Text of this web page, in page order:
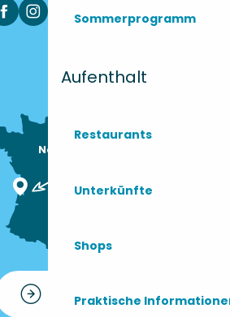
Sommerprogramm
Aufenthalt
Restaurants
Unterkünfte
Shops
Praktische
Nous sommes
Kontakt